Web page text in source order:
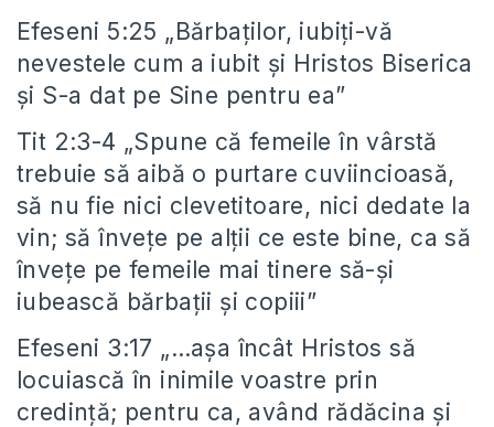
Efeseni 5:25 „Bărbaţilor, iubiţi-vă
nevestele cum a iubit şi Hristos Biserica
şi S-a dat pe Sine pentru ea”
Tit 2:3-4 „Spune că femeile în vârstă
trebuie să aibă o purtare cuviincioasă,
să nu fie nici clevetitoare, nici dedate la
vin; să înveţe pe alţii ce este bine, ca să
înveţe pe femeile mai tinere să-şi
iubească bărbaţii şi copiii”
Efeseni 3:17 „…aşa încât Hristos să
locuiască în inimile voastre prin
credinţă; pentru ca, având rădăcina şi